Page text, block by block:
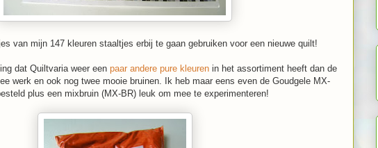
van mijn 147 kleuren staaltjes erbij te gaan gebruiken voor een nieuwe quilt!
dat Quiltvaria weer een paar andere pure kleuren in het assortiment heeft dan de
werk en ook nog twee mooie bruinen. Ik heb maar eens even de Goudgele MX-
plus een mixbruin (MX-BR) leuk om mee te experimenteren!